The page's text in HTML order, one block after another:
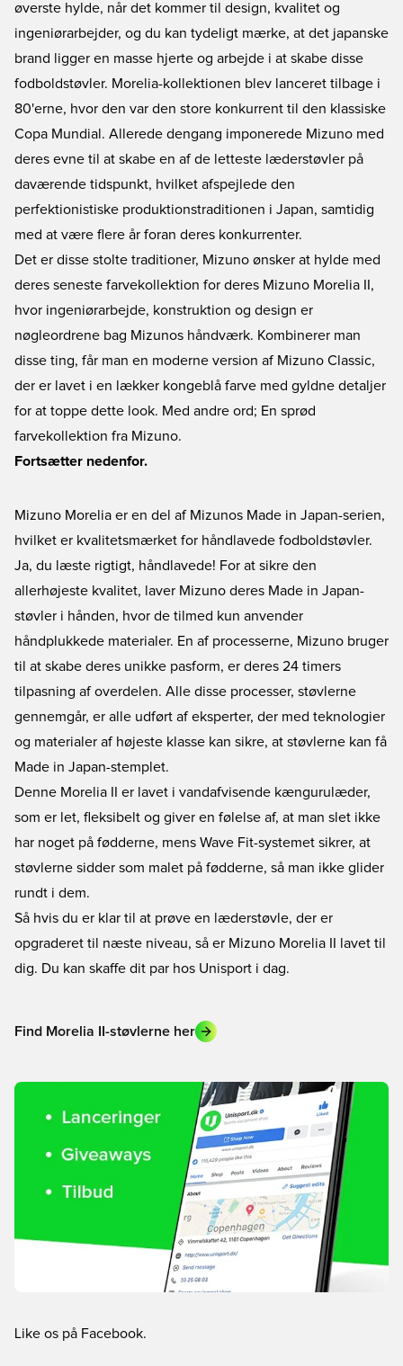
øverste hylde, når det kommer til design, kvalitet og
ingeniørarbejder, og du kan tydeligt mærke, at det japanske
brand ligger en masse hjerte og arbejde i at skabe disse
fodboldstøvler. Morelia-kollektionen blev lanceret tilbage i
80'erne, hvor den var den store konkurrent til den klassiske
Copa Mundial. Allerede dengang imponerede Mizuno med
deres evne til at skabe en af de letteste læderstøvler på
daværende tidspunkt, hvilket afspejlede den
perfektionistiske produktionstraditionen i Japan, samtidig
med at være flere år foran deres konkurrenter.
Det er disse stolte traditioner, Mizuno ønsker at hylde med
deres seneste farvekollektion for deres Mizuno Morelia II,
hvor ingeniørarbejde, konstruktion og design er
nøgleordrene bag Mizunos håndværk. Kombinerer man
disse ting, får man en moderne version af Mizuno Classic,
der er lavet i en lækker kongeblå farve med gyldne detaljer
for at toppe dette look. Med andre ord; En sprød
farvekollektion fra Mizuno.
Fortsætter nedenfor.
Mizuno Morelia er en del af Mizunos Made in Japan-serien,
hvilket er kvalitetsmærket for håndlavede fodboldstøvler.
Ja, du læste rigtigt, håndlavede! For at sikre den
allerhøjeste kvalitet, laver Mizuno deres Made in Japan-
støvler i hånden, hvor de tilmed kun anvender
håndplukkede materialer. En af processerne, Mizuno bruger
til at skabe deres unikke pasform, er deres 24 timers
tilpasning af overdelen. Alle disse processer, støvlerne
gennemgår, er alle udført af eksperter, der med teknologier
og materialer af højeste klasse kan sikre, at støvlerne kan få
Made in Japan-stemplet.
Denne Morelia II er lavet i vandafvisende kængurulæder,
som er let, fleksibelt og giver en følelse af, at man slet ikke
har noget på fødderne, mens Wave Fit-systemet sikrer, at
støvlerne sidder som malet på fødderne, så man ikke glider
rundt i dem.
Så hvis du er klar til at prøve en læderstøvle, der er
opgraderet til næste niveau, så er Mizuno Morelia II lavet til
dig. Du kan skaffe dit par hos Unisport i dag.
Find Morelia II-støvlerne her
Like os på Facebook.